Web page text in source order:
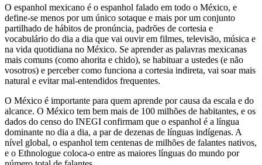
O espanhol mexicano é o espanhol falado em todo o México, e
define-se menos por um único sotaque e mais por um conjunto
partilhado de hábitos de pronúncia, padrões de cortesia e
vocabulário do dia a dia que vai ouvir em filmes, televisão, música e
na vida quotidiana no México. Se aprender as palavras mexicanas
mais comuns (como ahorita e chido), se habituar a ustedes (e não
vosotros) e perceber como funciona a cortesia indireta, vai soar mais
natural e evitar mal-entendidos frequentes.
O México é importante para quem aprende por causa da escala e do
alcance. O México tem bem mais de 100 milhões de habitantes, e os
dados do censo do INEGI confirmam que o espanhol é a língua
dominante no dia a dia, a par de dezenas de línguas indígenas. A
nível global, o espanhol tem centenas de milhões de falantes nativos,
e o Ethnologue coloca-o entre as maiores línguas do mundo por